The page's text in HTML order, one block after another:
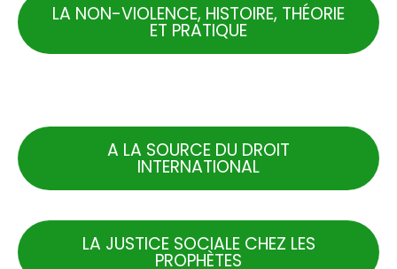
LA NON-VIOLENCE, HISTOIRE, THÉORIE
ET PRATIQUE
A LA SOURCE DU DROIT
INTERNATIONAL
LA JUSTICE SOCIALE CHEZ LES
PROPHÈTES